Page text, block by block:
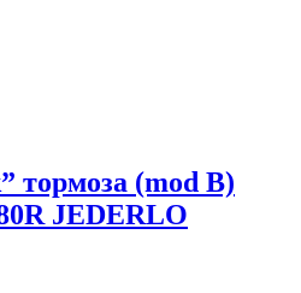
тормоза (mod B)
JEDERLO